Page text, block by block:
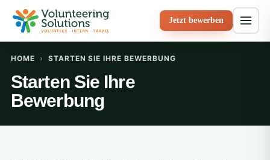
Jetzt bewerben
HOME › STARTEN SIE IHRE BEWERBUNG
Starten Sie Ihre
Bewerbung